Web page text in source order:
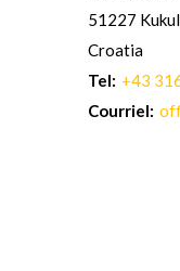
51227
Croatia
Tel: +43
Courriel: